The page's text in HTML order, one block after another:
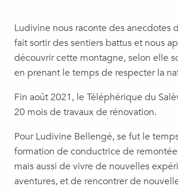
Ludivine nous raconte des anecdotes
fait sortir des sentiers battus et nous
découvrir cette montagne, selon elle
en prenant le temps de respecter la
Fin août 2021, le Téléphérique du
20 mois de travaux de rénovation.
Pour Ludivine Bellengé, se fut le
formation de conductrice de
mais aussi de vivre de nouvelles
aventures, et de rencontrer de